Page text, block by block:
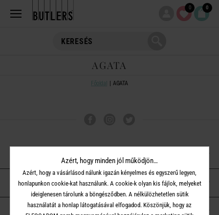
0 0
AGATA
Főoldal AGATA
ÜGYFÉLSZOLGÁLAT
A BUTLERS-RŐL
Azért, hogy minden jól működjön…
Azért, hogy a vásárlásod nálunk igazán kényelmes és egyszerű legyen,
honlapunkon cookie-kat használunk. A cookie-k olyan kis fájlok, melyeket
ideiglenesen tárolunk a böngésződben. A nélkülözhetetlen sütik
használatát a honlap látogatásával elfogadod. Köszönjük, hogy az